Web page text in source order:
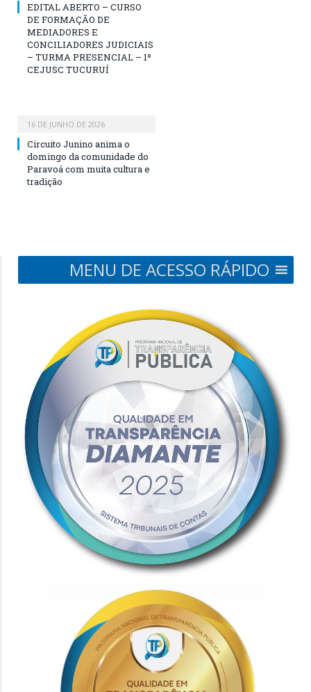
EDITAL ABERTO – CURSO
DE FORMAÇÃO DE
MEDIADORES E
CONCILIADORES JUDICIAIS
– TURMA PRESENCIAL – 1º
CEJUSC TUCURUÍ
16 DE JUNHO DE 2026
Circuito Junino anima o
domingo da comunidade do
Paravoá com muita cultura e
tradição
MENU DE ACESSO RÁPIDO